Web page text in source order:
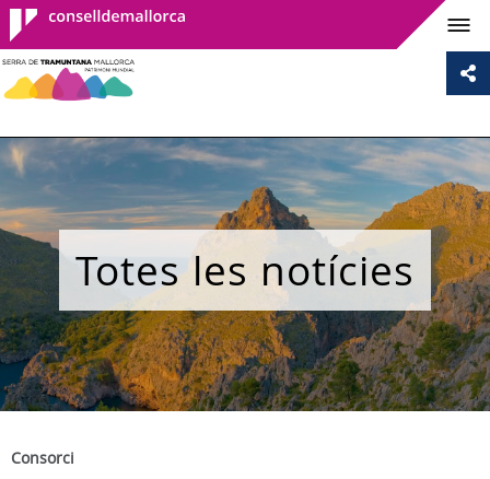
Consell de
Mallorca
Totes les notícies
Consorci